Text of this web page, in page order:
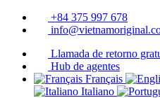
+84 375 997 678
Llamada de retorno
Hub de agentes
Français
Italiano